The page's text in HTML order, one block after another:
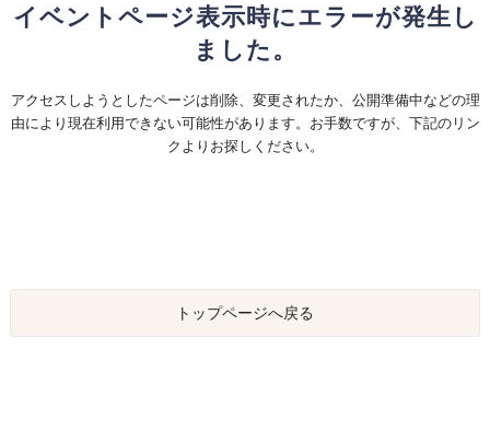
イベントページ表示時にエラーが発生し
ました。
アクセスしようとしたページは削除、変更されたか、公開準備中などの理
由により現在利用できない可能性があります。お手数ですが、下記のリン
クよりお探しください。
トップページへ戻る